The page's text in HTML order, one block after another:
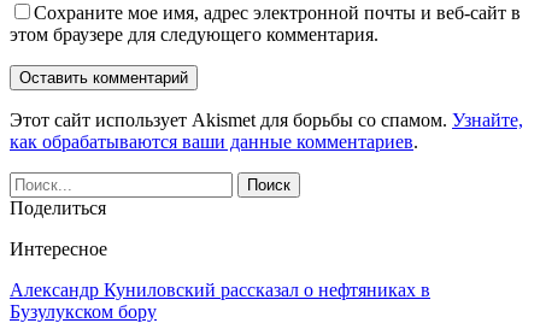
Сохраните мое имя, адрес электронной почты и веб-сайт в
этом браузере для следующего комментария.
Этот сайт использует Akismet для борьбы со спамом. Узнайте,
как обрабатываются ваши данные комментариев.
Поделиться
Интересное
Александр Куниловский рассказал о нефтяниках в
Бузулукском бору